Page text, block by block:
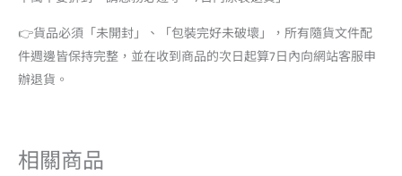
👉貨品必須「未開封」、「包裝完好未破壞」，所有隨貨文件配
件週邊皆保持完整，並在收到商品的次日起算7日內向網站客服申
辦退貨。
相關商品